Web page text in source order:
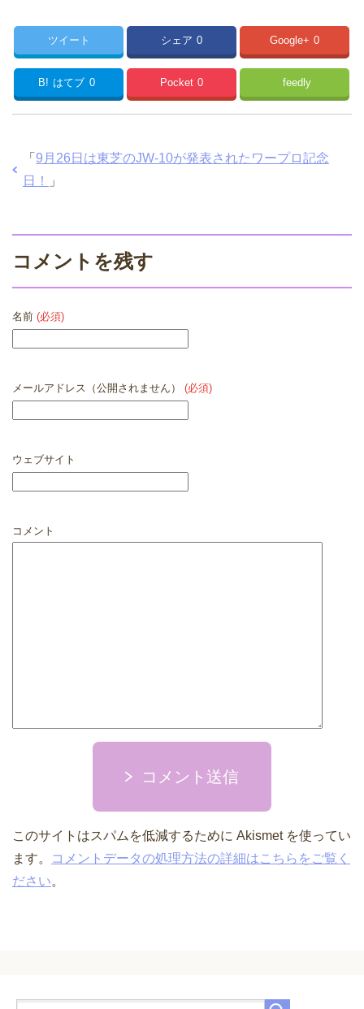
ツイート シェア 0 Google+ 0
B! はてブ 0 Pocket 0 feedly
「 9月26日は東芝のJW-10が発表されたワープロ記念
日！
」
コメントを残す
名前 (必須)
メールアドレス（公開されません） (必須)
ウェブサイト
コメント
コメント送信
このサイトはスパムを低減するために Akismet を使ってい
ます。
コメントデータの処理方法の詳細はこちらをご覧く
ださい。